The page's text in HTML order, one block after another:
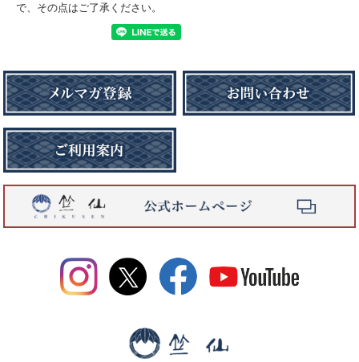
で、その点はご了承ください。